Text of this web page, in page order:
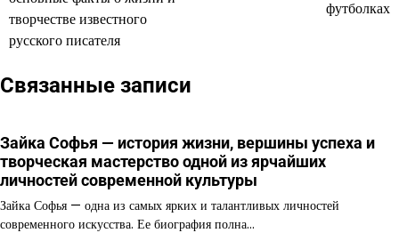
творчестве известного
русского писателя
футболках
Связанные записи
Зайка Софья — история жизни, вершины успеха и
творческая мастерство одной из ярчайших
личностей современной культуры
Зайка Софья — одна из самых ярких и талантливых личностей
современного искусства. Ее биография полна…